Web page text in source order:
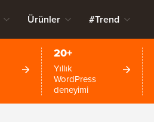
Ürünler #Trend
20+
Yıllık
WordPress
deneyimi